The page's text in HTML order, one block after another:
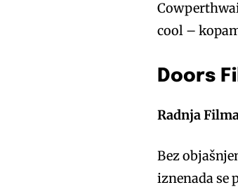
cool –
Doors
Radnja
Bez
iznenada se